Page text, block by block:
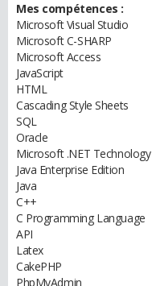
Mes compétences :
Microsoft Visual Studio
Microsoft C-SHARP
Microsoft Access
JavaScript
HTML
Cascading Style Sheets
SQL
Oracle
Microsoft .NET Technology
Java Enterprise Edition
Java
C++
C Programming Language
API
Latex
CakePHP
PhpMyAdmin